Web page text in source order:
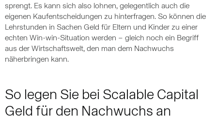
sprengt. Es kann sich also lohnen, gelegentlich auch die
eigenen Kaufentscheidungen zu hinterfragen. So können die
Lehrstunden in Sachen Geld für Eltern und Kinder zu einer
echten Win-win-Situation werden – gleich noch ein Begriff
aus der Wirtschaftswelt, den man dem Nachwuchs
näherbringen kann.
So legen Sie bei Scalable Capital
Geld für den Nachwuchs an